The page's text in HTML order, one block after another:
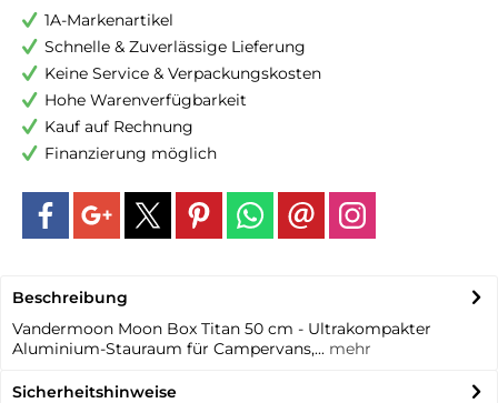
1A-Markenartikel
Schnelle & Zuverlässige Lieferung
Keine Service & Verpackungskosten
Hohe Warenverfügbarkeit
Kauf auf Rechnung
Finanzierung möglich
Beschreibung
Vandermoon Moon Box Titan 50 cm - Ultrakompakter
Aluminium-Stauraum für Campervans,... mehr
Sicherheitshinweise